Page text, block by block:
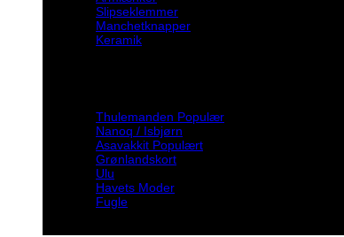
Slipseklemmer
Manchetknapper
Keramik
Thulemanden
Nanoq / Isbjørn
Asavakkit
Grønlandskort
Ulu
Havets Moder
Fugle